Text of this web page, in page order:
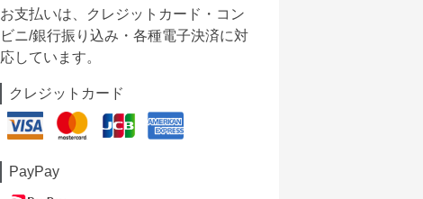
お支払いは、クレジットカード・コン
ビニ/銀行振り込み・各種電子決済に対
応しています。
クレジットカード
PayPay